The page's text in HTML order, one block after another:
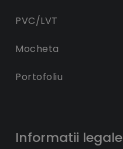
PVC/LVT
Mocheta
Portofoliu
Informatii legale